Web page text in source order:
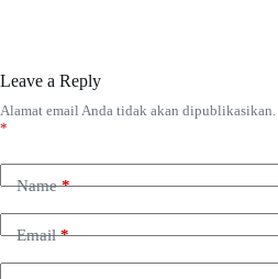
Leave a Reply
Alamat email Anda tidak akan dipublikasikan.
*
Name*
Email*